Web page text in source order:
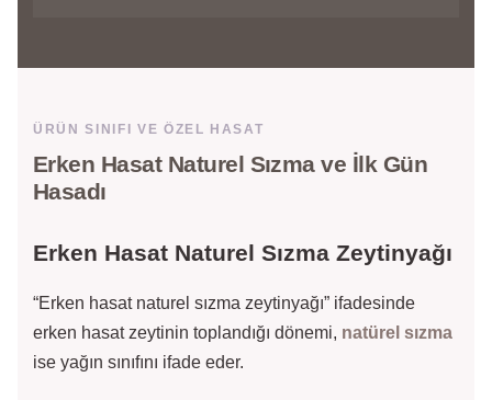
ÜRÜN SINIFI VE ÖZEL HASAT
Erken Hasat Naturel Sızma ve İlk Gün
Hasadı
Erken Hasat Naturel Sızma Zeytinyağı
“Erken hasat naturel sızma zeytinyağı” ifadesinde
erken hasat zeytinin toplandığı dönemi, natürel sızma
ise yağın sınıfını ifade eder.